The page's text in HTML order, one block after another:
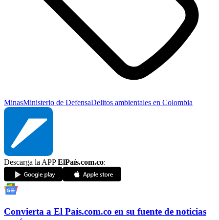
MinasMinisterio de DefensaDelitos ambientales en Colombia
Descarga la APPElPaís.com.co:
Convierta a El País.com.co en su fuente de noticias